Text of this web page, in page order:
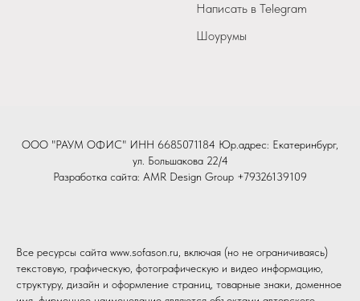
Написать в Telegram
Шоурумы
ООО "РАУМ ОФИС" ИНН 6685071184 Юр.адрес: Екатеринбург,
ул. Большакова 22/4
Разработка сайта: AMR Design Group +79326139109
Все ресурсы сайта www.sofason.ru, включая (но не ограничиваясь)
текстовую, графическую, фотографическую и видео информацию,
структуру, дизайн и оформление страниц, товарные знаки, доменное